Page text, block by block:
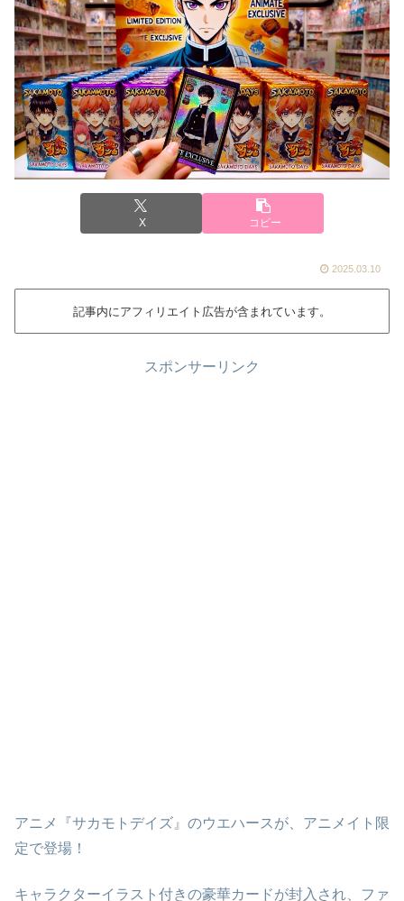
X コピー
2025.03.10
記事内にアフィリエイト広告が含まれています。
スポンサーリンク
アニメ『サカモトデイズ』のウエハースが、アニメイト限
定で登場！
キャラクターイラスト付きの豪華カードが封入され、ファ